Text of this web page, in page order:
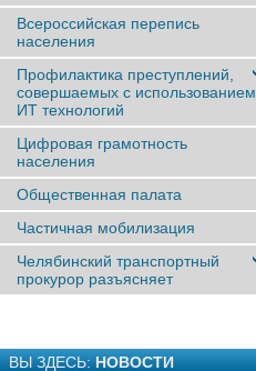
Всероссийская перепись
населения
Профилактика преступлений,
совершаемых с использованием
ИТ технологий
Цифровая грамотность
населения
Общественная палата
Частичная мобилизация
Челябинский транспортный
прокурор разъясняет
ВЫ ЗДЕСЬ: НОВОСТИ